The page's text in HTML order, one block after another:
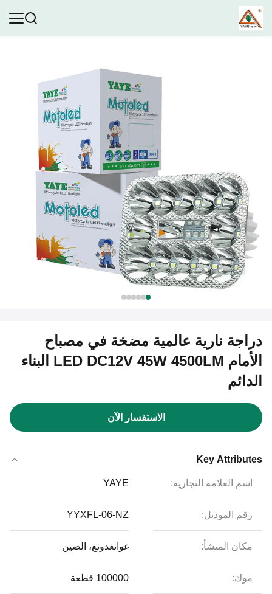
دراجة نارية عالمية مضخة في مصباح
الأمام LED DC12V 45W 4500LM البناء
الدائم
الاستفسار الآن
Key Attributes
اسم العلامة التجارية: YAYE
رقم الموديل: YYXFL-06-NZ
مكان المنشأ: غوانغدونغ، الصين
موك: 100000 قطعة